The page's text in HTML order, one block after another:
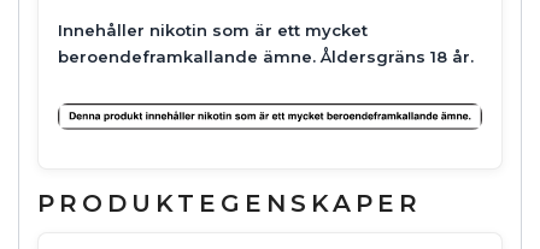
Innehåller nikotin som är ett mycket
beroendeframkallande ämne. Åldersgräns 18 år.
PRODUKTEGENSKAPER